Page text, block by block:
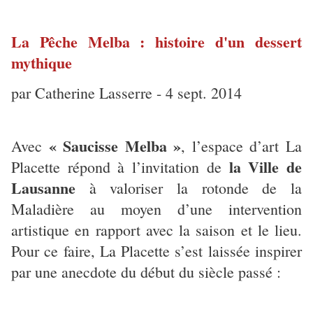
La Pêche Melba : histoire d'un dessert
mythique
par Catherine Lasserre - 4 sept. 2014
Avec « Saucisse Melba », l’espace d’art La
Placette répond à l’invitation de la Ville de
Lausanne à valoriser la rotonde de la
Maladière au moyen d’une intervention
artistique en rapport avec la saison et le lieu.
Pour ce faire, La Placette s’est laissée inspirer
par une anecdote du début du siècle passé :